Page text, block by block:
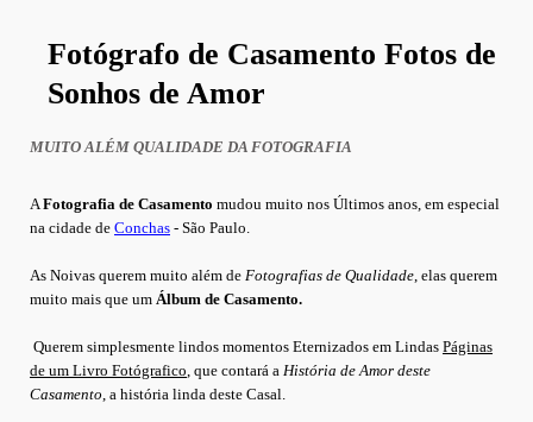
Fotógrafo de Casamento Fotos de
Sonhos de Amor
MUITO ALÉM QUALIDADE DA FOTOGRAFIA
A Fotografia de Casamento mudou muito nos Últimos anos, em especial
na cidade de Conchas - São Paulo.
As Noivas querem muito além de Fotografias de Qualidade , elas querem
muito mais que um Álbum de Casamento.
Querem simplesmente lindos momentos Eternizados em Lindas Páginas
de um Livro Fotógrafico , que contará a História de Amor deste
Casamento , a história linda deste Casal.